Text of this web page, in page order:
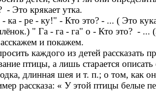
- Это крякает утка.
ка - ре - ку!" - Кто это? - ... ( Это
" Га - га - га" о - Кто это? - ...
и покажем.
каждого из детей рассказать
птицы, а лишь старается
длинная шея и т. п.; о том, как
рассказа: « У этой птицы белые